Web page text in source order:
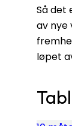
Så det
av nye
løpet